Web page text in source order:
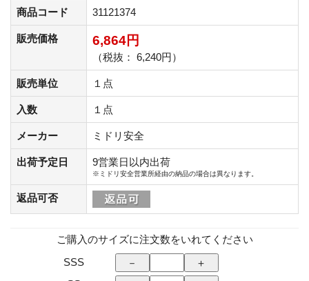
商品コード 31121374
販売価格 6,864円
（税抜： 6,240円）
販売単位 １点
入数 １点
メーカー ミドリ安全
出荷予定日 9営業日以内出荷
※ミドリ安全営業所経由の納品の場合は異なります。
返品可否
ご購入のサイズに注文数をいれてください
SSS